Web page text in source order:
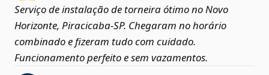
Serviço de instalação de torneira ótimo no Novo
Horizonte, Piracicaba‑SP. Chegaram no horário
combinado e fizeram tudo com cuidado.
Funcionamento perfeito e sem vazamentos.